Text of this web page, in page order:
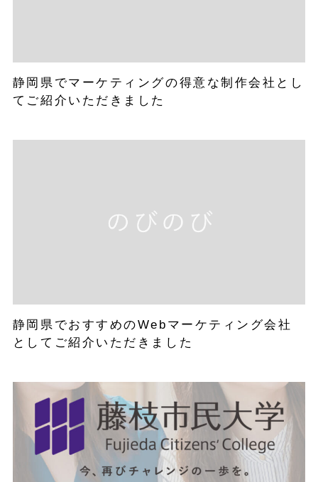
静岡県でマーケティングの得意な制作会社とし
てご紹介いただきました
静岡県でおすすめのWebマーケティング会社
としてご紹介いただきました